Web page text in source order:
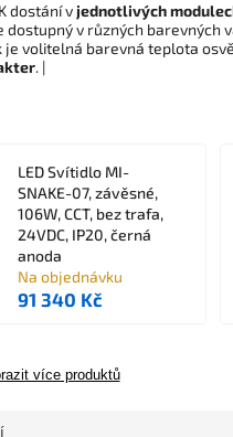
dostání v jednotlivých
dostupný v různých
je volitelná barevná teplota
. |
LED Svítidlo MI-
SNAKE-07, závěsné,
106W, CCT, bez trafa,
24VDC, IP20, černá
anoda
Na objednávku
91 340 Kč
více produktů